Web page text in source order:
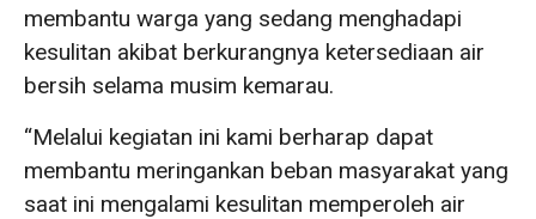
membantu warga yang sedang menghadapi
kesulitan akibat berkurangnya ketersediaan air
bersih selama musim kemarau.
“Melalui kegiatan ini kami berharap dapat
membantu meringankan beban masyarakat yang
saat ini mengalami kesulitan memperoleh air